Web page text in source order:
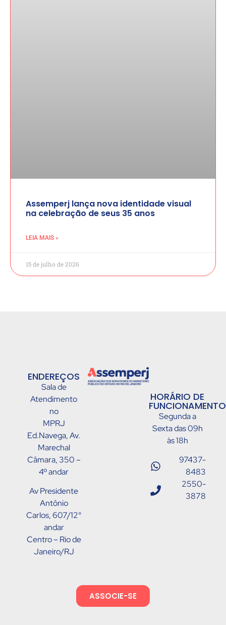
Assemperj lança nova identidade visual
na celebração de seus 35 anos
LEIA MAIS »
15 de julho de 2026
ENDEREÇOS
Sala de
Atendimento
no
MPRJ
Ed.Navega, Av.
Marechal
Câmara, 350 –
4º andar
Av Presidente
Antônio
Carlos, 607/12°
andar
Centro – Rio de
Janeiro/RJ
HORÁRIO DE
Segunda a
Sexta das 09h
às 18h
97437-
8483
2550-
3878
ASSOCIE-SE